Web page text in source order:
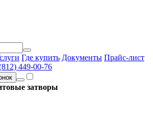
Где купить Документы Прайс-лист
449-00-76
затворы